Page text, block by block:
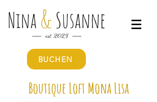
BUCHEN
Boutique Loft Mona Lisa